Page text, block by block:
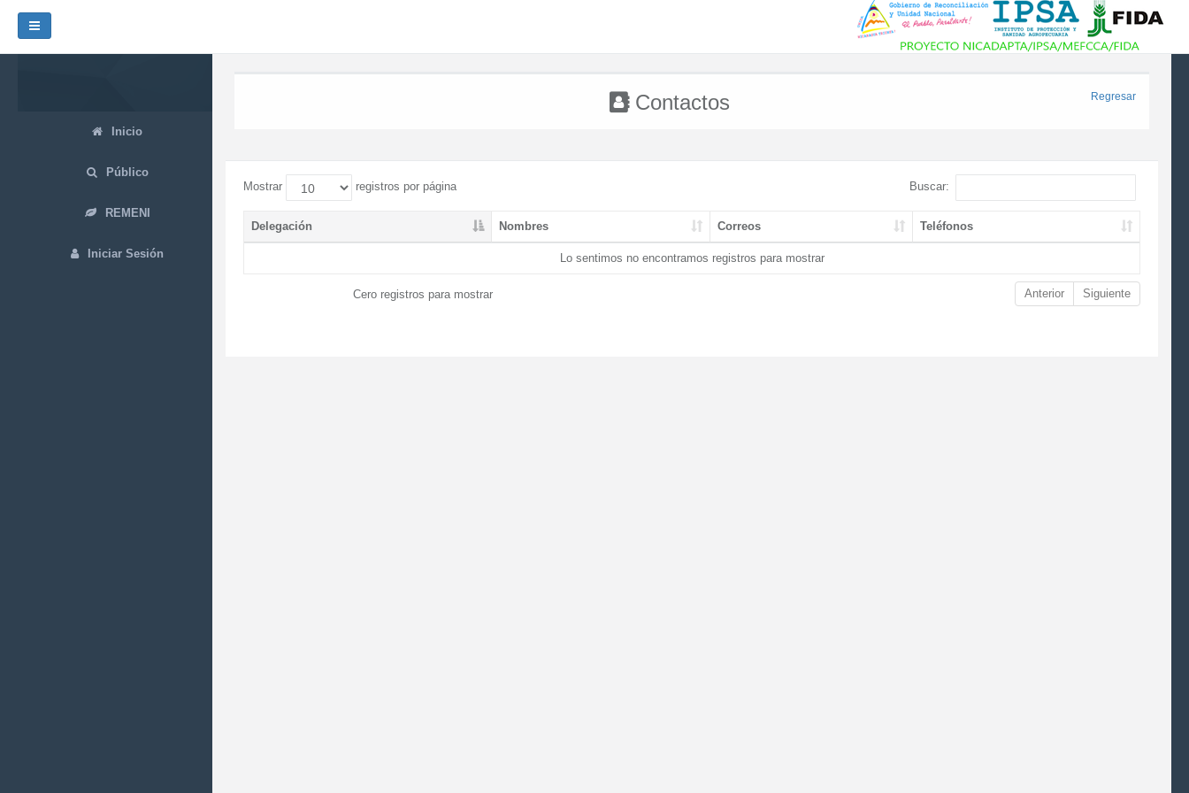
Inicio
Público
REMENI
Iniciar Sesión
Contactos Regresar
Mostrar registros por página Buscar:
Delegación Nombres Correos Teléfonos
Lo sentimos no encontramos registros para mostrar
Cero registros para mostrar Anterior Siguiente